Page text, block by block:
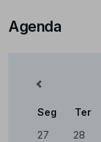
Agenda
Calendário
Seg Ter
27 28